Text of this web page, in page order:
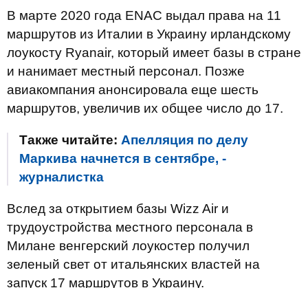
В марте 2020 года ENAC выдал права на 11
маршрутов из Италии в Украину ирландскому
лоукосту Ryanair, который имеет базы в стране
и нанимает местный персонал. Позже
авиакомпания анонсировала еще шесть
маршрутов, увеличив их общее число до 17.
Также читайте: Апелляция по делу
Маркива начнется в сентябре, -
журналистка
Вслед за открытием базы Wizz Air и
трудоустройства местного персонала в
Милане венгерский лоукостер получил
зеленый свет от итальянских властей на
запуск 17 маршрутов в Украину.